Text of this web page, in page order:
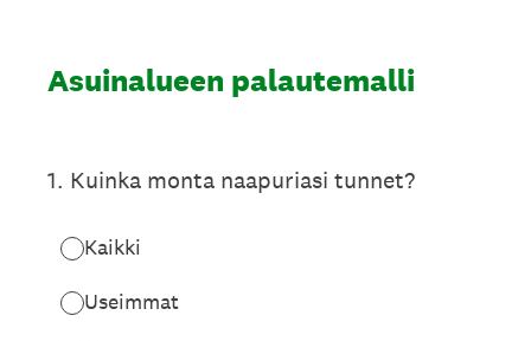
Asuinalueen palautemalli
1. Kuinka monta naapuriasi tunnet?
Kaikki
Useimmat